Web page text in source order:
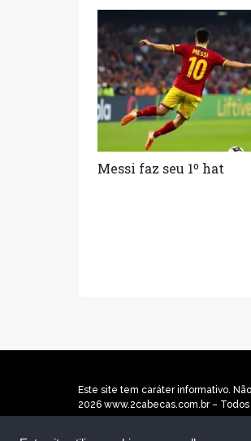
Messi faz seu 1º hat
Este site tem caráter informativo.
2026 www.2cabecas.com.br –